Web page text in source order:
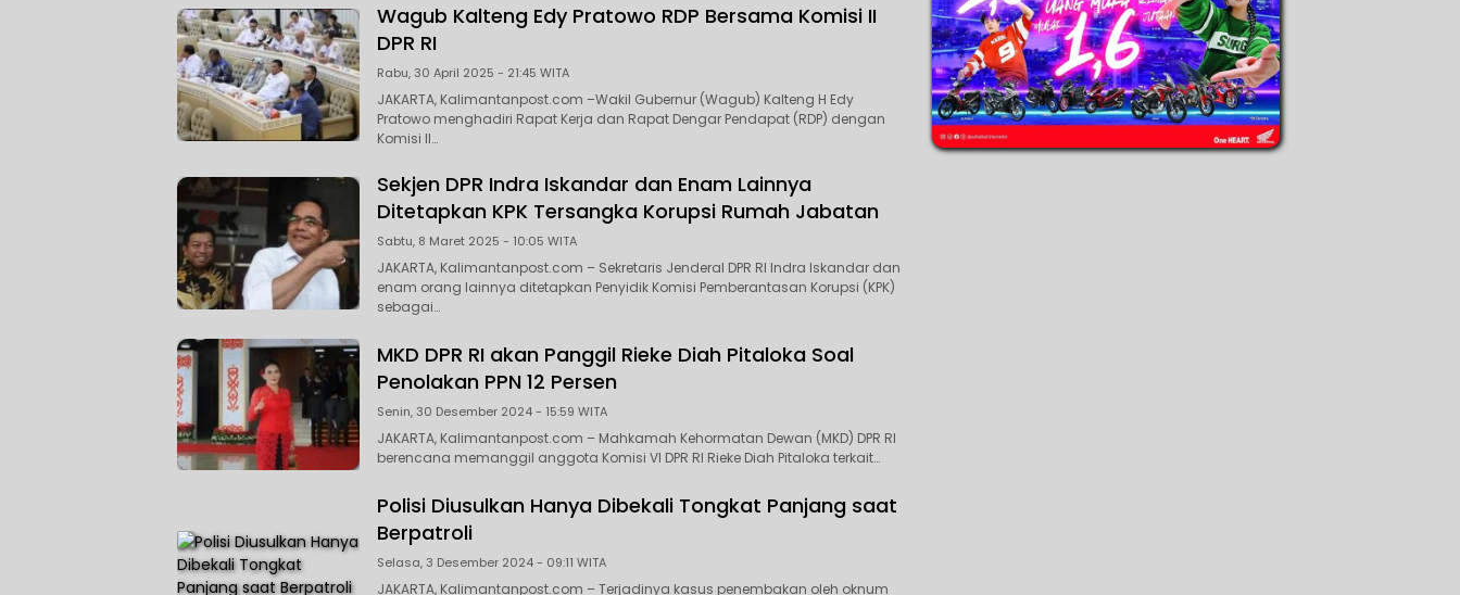
Wagub Kalteng Edy Pratowo RDP Bersama Komisi II
DPR RI
Rabu, 30 April 2025 - 21:45 WITA
JAKARTA, Kalimantanpost.com –Wakil Gubernur (Wagub) Kalteng H Edy
Pratowo menghadiri Rapat Kerja dan Rapat Dengar Pendapat (RDP) dengan
Komisi II…
Sekjen DPR Indra Iskandar dan Enam Lainnya
Ditetapkan KPK Tersangka Korupsi Rumah Jabatan
Sabtu, 8 Maret 2025 - 10:05 WITA
JAKARTA, Kalimantanpost.com – Sekretaris Jenderal DPR RI Indra Iskandar dan
enam orang lainnya ditetapkan Penyidik Komisi Pemberantasan Korupsi (KPK)
sebagai…
MKD DPR RI akan Panggil Rieke Diah Pitaloka Soal
Penolakan PPN 12 Persen
Senin, 30 Desember 2024 - 15:59 WITA
JAKARTA, Kalimantanpost.com – Mahkamah Kehormatan Dewan (MKD) DPR RI
berencana memanggil anggota Komisi VI DPR RI Rieke Diah Pitaloka terkait…
Polisi Diusulkan Hanya Dibekali Tongkat Panjang saat
Berpatroli
Selasa, 3 Desember 2024 - 09:11 WITA
JAKARTA, Kalimantanpost.com – Terjadinya kasus penembakan oleh oknum